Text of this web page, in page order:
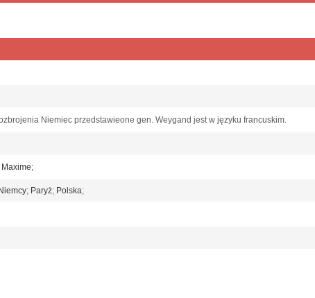
Niemiec przedstawieone gen. Weygand jest w języku francuskim.
;
Niemcy; Paryż; Polska;